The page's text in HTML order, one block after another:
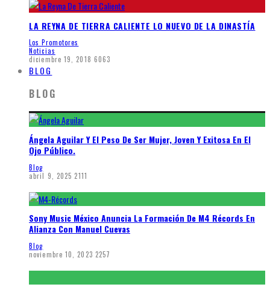
LA REYNA DE TIERRA CALIENTE LO NUEVO DE LA DINASTÍA
Los Promotores
Noticias
diciembre 19, 2018 6063
BLOG
BLOG
Ángela Aguilar Y El Peso De Ser Mujer, Joven Y Exitosa En El
Ojo Público.
Blog
abril 9, 2025 2111
Sony Music México Anuncia La Formación De M4 Récords En
Alianza Con Manuel Cuevas
Blog
noviembre 10, 2023 2257